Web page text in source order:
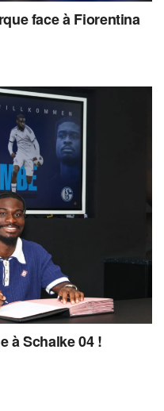
face à Fiorentina
à Schalke 04 !